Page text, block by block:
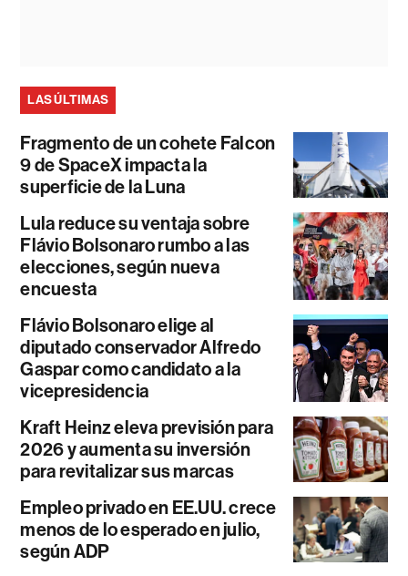
LAS ÚLTIMAS
Fragmento de un cohete Falcon
9 de SpaceX impacta la
superficie de la Luna
Lula reduce su ventaja sobre
Flávio Bolsonaro rumbo a las
elecciones, según nueva
encuesta
Flávio Bolsonaro elige al
diputado conservador Alfredo
Gaspar como candidato a la
vicepresidencia
Kraft Heinz eleva previsión para
2026 y aumenta su inversión
para revitalizar sus marcas
Empleo privado en EE.UU. crece
menos de lo esperado en julio,
según ADP